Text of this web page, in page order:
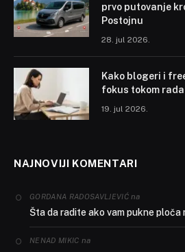
prvo putovanje
Postojnu
28. jul 2026.
Kako blogeri i
fokus tokom
19. jul 2026.
NAJNOVIJI KOMENTARI
GORDANA RADOSAVLJEVIĆna
Šta da radite ako vam pukne ploča
NENAD MIKIC na